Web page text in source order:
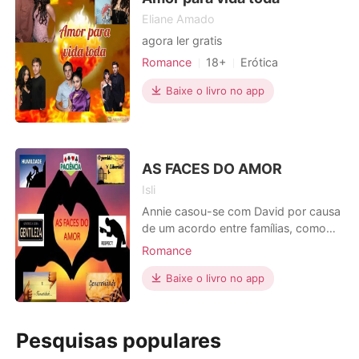
Passei o resto do dia me apagando
meticulosamente da vida da família Almeida,
guardando cada foto, cada presente, cada
vestígio de que eu já existi aqui.
como eu não
Eliane Amado
agora ler gratis
Romance
18+
Erótica
Amor a primeira vista
Baixe o livro no app
AS FACES DO AMOR
Isli
Annie casou-se com David por causa
de um acordo entre famílias, como
forma de compensação. Eles não se
então não tinham o conhecimento
que quem seriam seus cônjuges.
acidente e perde a memória. Sua vida
Romance
Baixe o livro no app
Pesquisas populares